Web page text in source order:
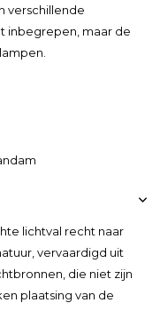
verschillende
inbegrepen, maar de
lichtval recht naar
vervaardigd uit
die niet zijn
plaatsing van de